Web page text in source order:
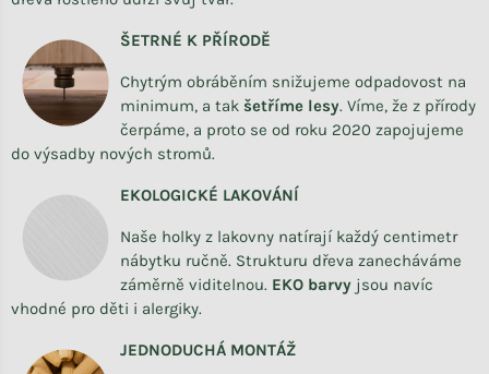
ŠETRNÉ K PŘÍRODĚ
Chytrým obráběním snižujeme odpadovost na
minimum, a tak šetříme lesy. Víme, že z přírody
čerpáme, a proto se od roku 2020 zapojujeme
do výsadby nových stromů.
EKOLOGICKÉ LAKOVÁNÍ
Naše holky z lakovny natírají každý centimetr
nábytku ručně. Strukturu dřeva zanecháváme
záměrně viditelnou. EKO barvy jsou navíc
vhodné pro děti i alergiky.
JEDNODUCHÁ MONTÁŽ